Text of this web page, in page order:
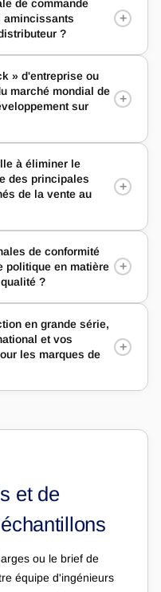
de commande
amincissants
?
+
» d'entreprise ou
marché mondial de
sur
+
à éliminer le
des principales
de la vente au
+
de conformité
politique en matière
?
+
en grande série,
et vos
les marques de
+
et de
ou le brief de
équipe d'ingénieurs